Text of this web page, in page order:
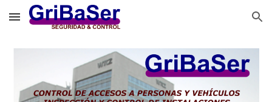
Skip to main content Skip to navigation